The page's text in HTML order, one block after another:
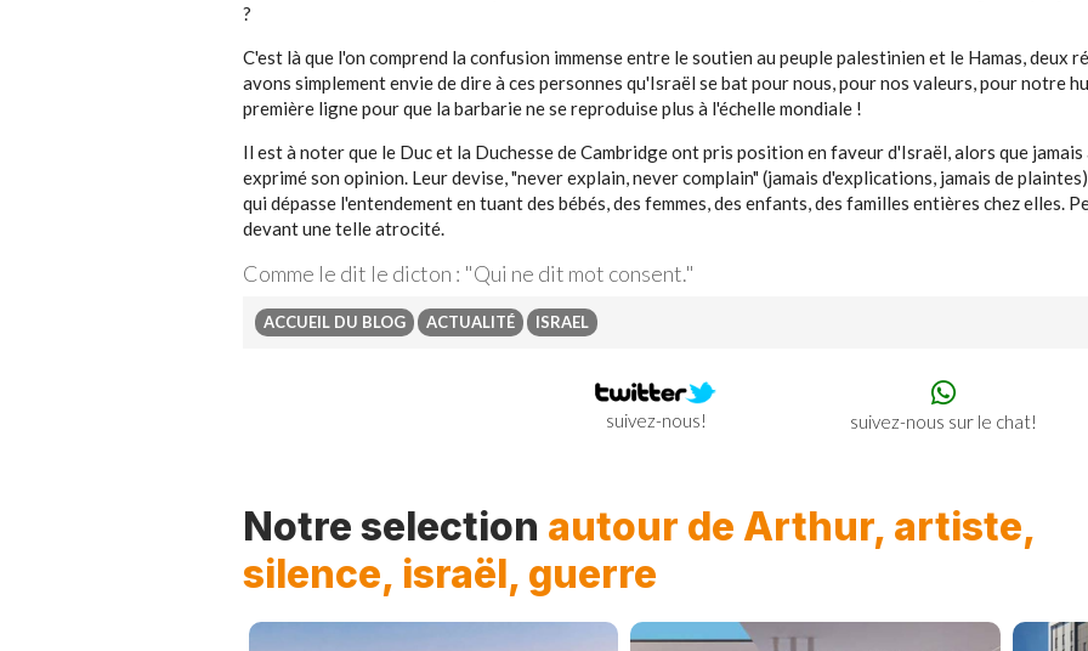
?
C'est là que l'on comprend la confusion immense entre le soutien au peuple palestinien et le Hamas,
avons simplement envie de dire à ces personnes qu'Israël se bat pour nous, pour nos valeurs, pour notre
première ligne pour que la barbarie ne se reproduise plus à l'échelle mondiale !
Il est à noter que le Duc et la Duchesse de Cambridge ont pris position en faveur d'Israël, alors que
exprimé son opinion. Leur devise, "never explain, never complain" (jamais d'explications, jamais de
qui dépasse l'entendement en tuant des bébés, des femmes, des enfants, des familles entières chez elles.
devant une telle atrocité.
Comme le dit le dicton : "Qui ne dit mot consent."
ACCUEIL DU BLOG ACTUALITÉ ISRAEL
suivez-nous! suivez-nous sur le chat!
Notre selection autour de Arthur, artiste,
silence, israël, guerre